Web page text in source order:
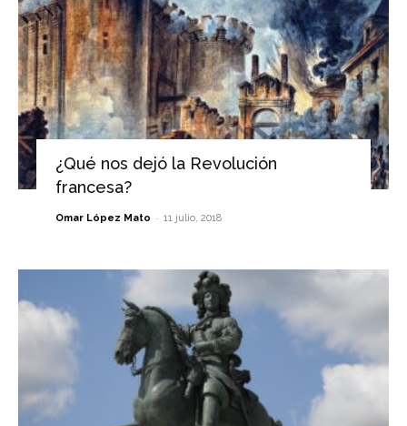
¿Qué nos dejó la Revolución
francesa?
Omar López Mato - 11 julio, 2018